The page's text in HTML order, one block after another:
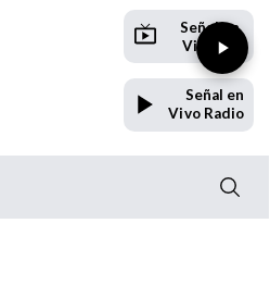
Señal en
Vivo TV
Señal en
Vivo Radio